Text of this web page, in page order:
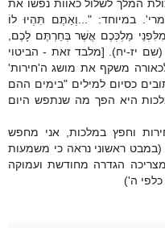
המלך לשלול כאוות נפשו את
במיוחד: "...וְאַתֶּם תִּהְיוּ לוֹ
מַלְכְּכֶם אֲשֶׁר בְּחַרְתֶּם לָכֶם,
יז-יח). [מלבד זאת - הביטוי
משקף את מושג ה'חירות'
כסיום למילים "בימים ההם
היא הפך מה שנתפש היום
וחפץ במלכות, אני מחפש
(במבט ראשוני נראה כי משמעות
הגדרה מחודשת ועמוקה
כלפי ה')